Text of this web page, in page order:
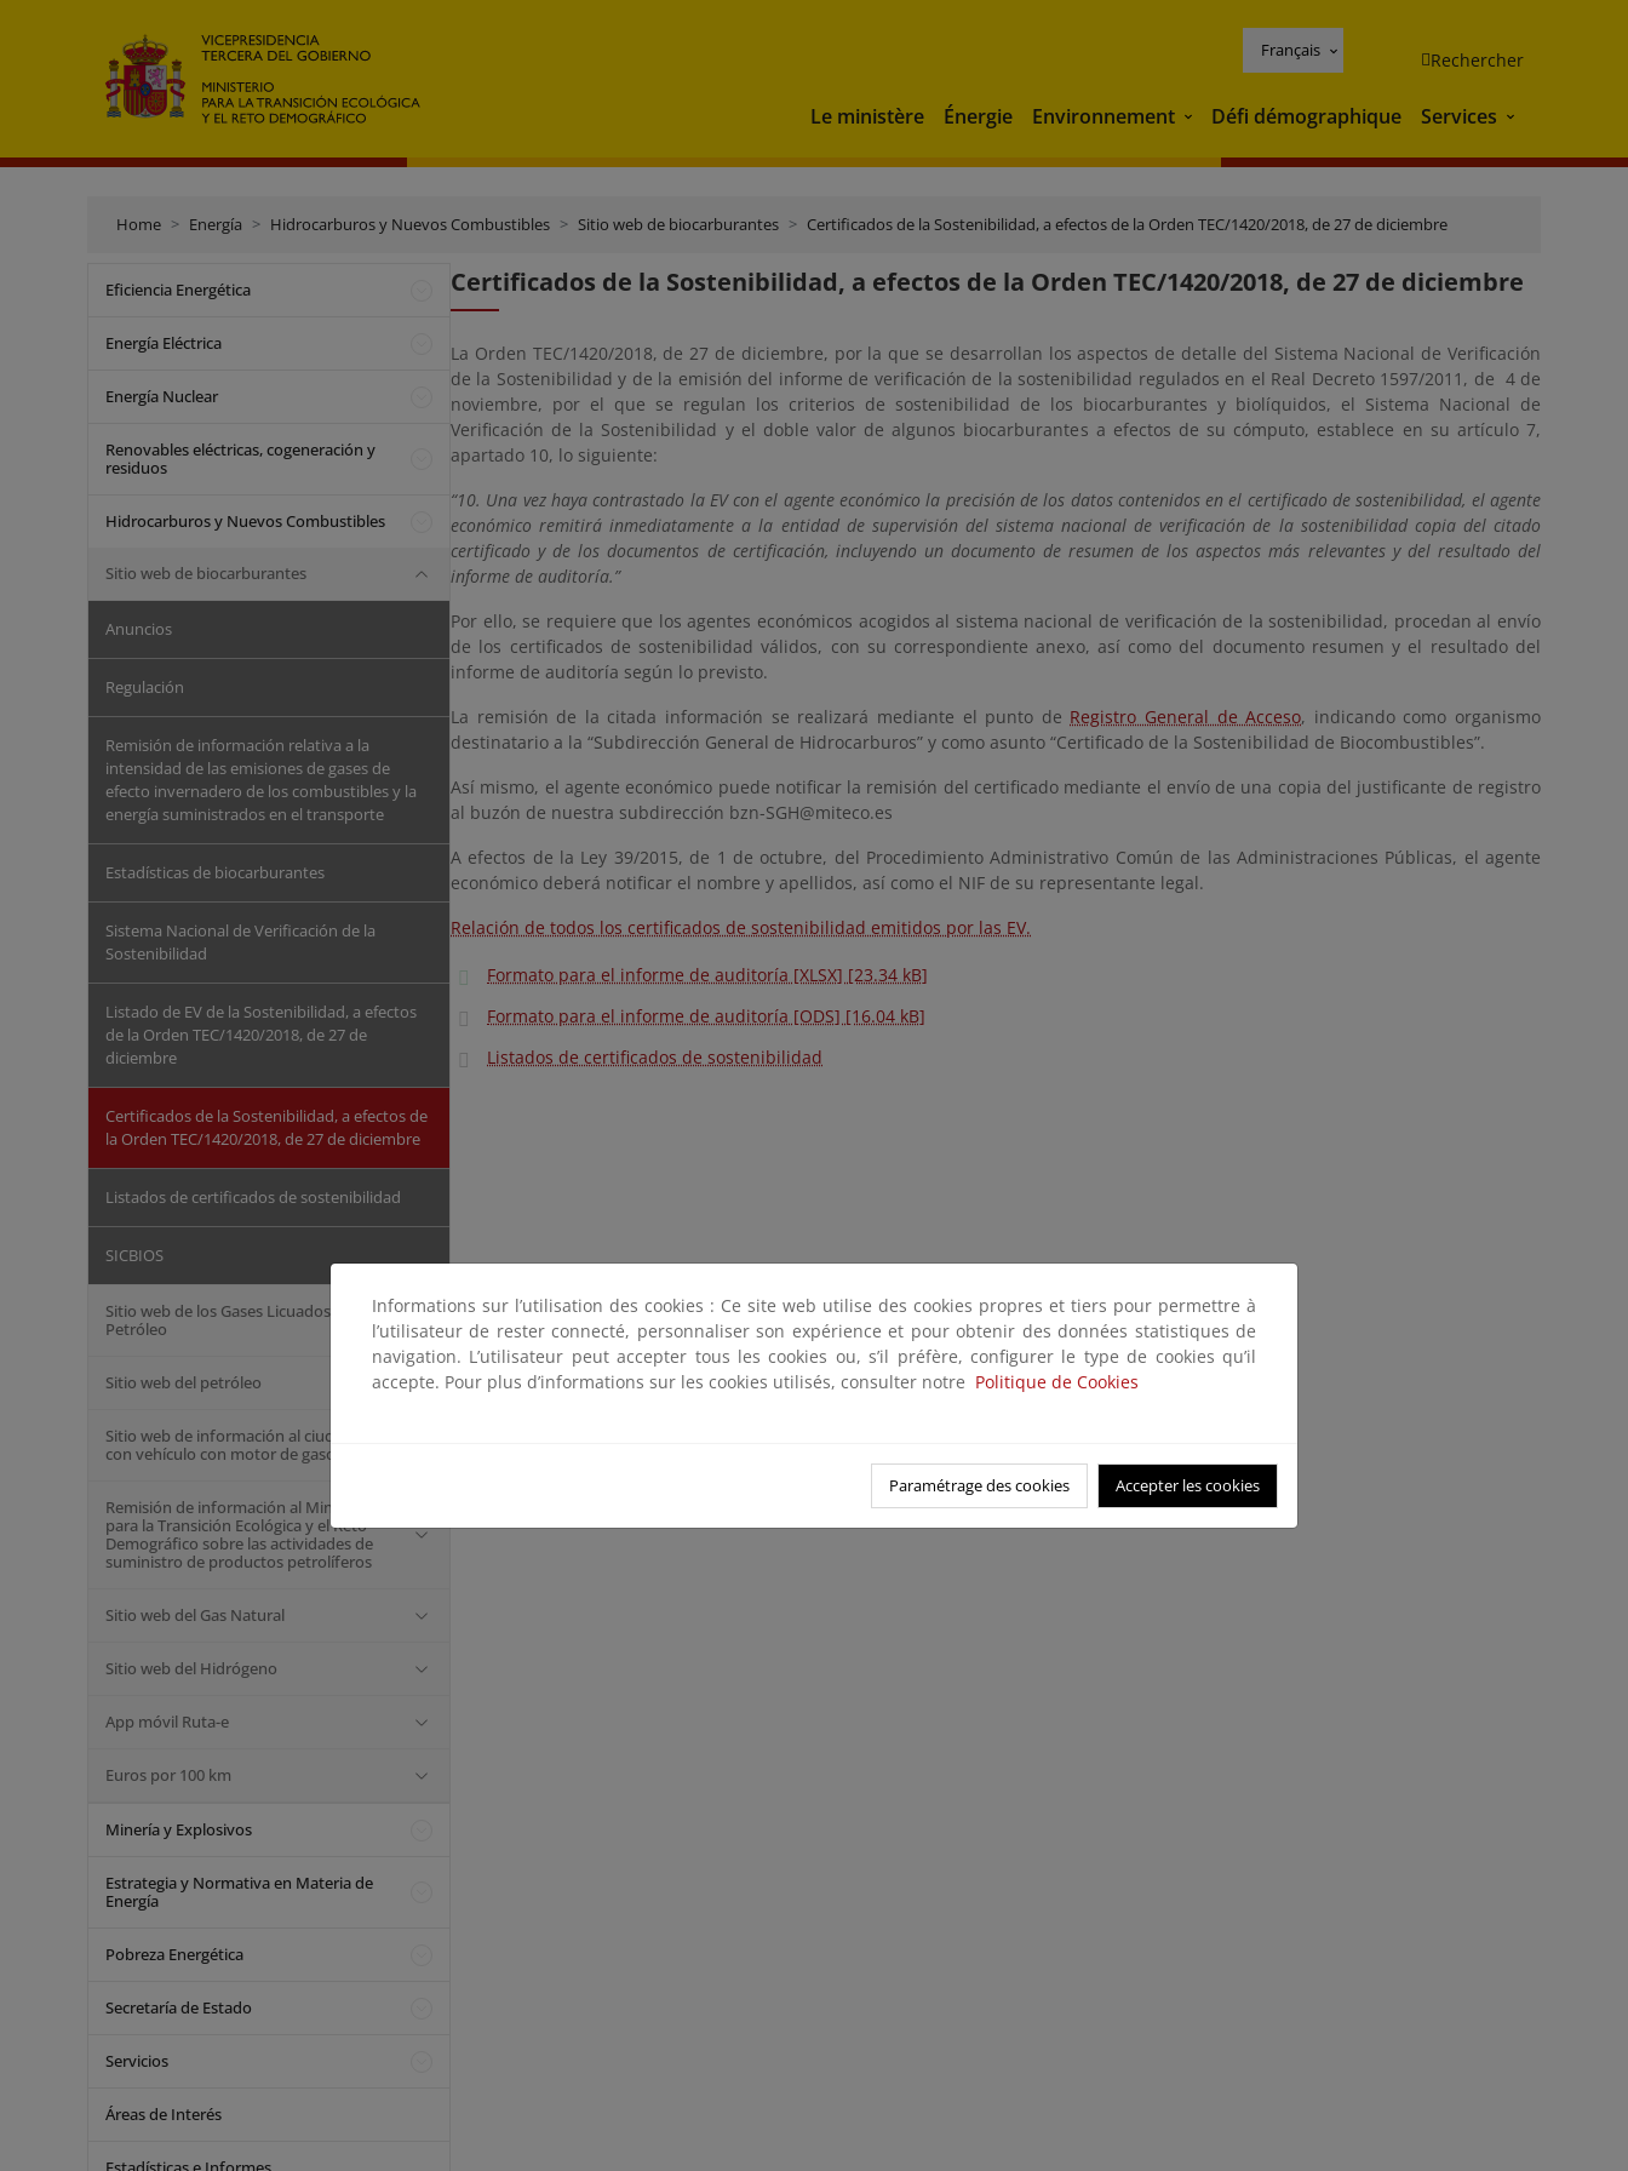
Français Rechercher
Le ministère Énergie Environnement Environnement
Défi démographique Services Services
Home Energía Hidrocarburos y Nuevos Combustibles Sitio web de biocarburantes Certificados de la Sostenibilidad, a efectos de la Orden TEC/1420/2018, de 27 de diciembre
Eficiencia Energética
Energía Eléctrica
Energía Nuclear
Renovables eléctricas, cogeneración y
residuos
Hidrocarburos y Nuevos Combustibles
Sitio web de biocarburantes
Anuncios
Regulación
Remisión de información relativa a la
intensidad de las emisiones de gases de
efecto invernadero de los combustibles y la
energía suministrados en el transporte
Estadísticas de biocarburantes
Sistema Nacional de Verificación de la
Sostenibilidad
Listado de EV de la Sostenibilidad, a efectos
de la Orden TEC/1420/2018, de 27 de
diciembre
Certificados de la Sostenibilidad, a efectos de
la Orden TEC/1420/2018, de 27 de diciembre
Listados de certificados de sostenibilidad
SICBIOS
Sitio web de los Gases Licuados del
Petróleo
Sitio web del petróleo
Sitio web de información al ciudadano
con vehículo con motor de gasolina
Remisión de información al Ministerio
para la Transición Ecológica y el Reto
Demográfico sobre las actividades de
suministro de productos petrolíferos
Sitio web del Gas Natural
Sitio web del Hidrógeno
App móvil Ruta-e
Euros por 100 km
Minería y Explosivos
Estrategia y Normativa en Materia de
Energía
Pobreza Energética
Secretaría de Estado
Servicios
Áreas de Interés
Certificados de la Sostenibilidad, a efectos de la Orden TEC/1420/2018, de 27 de diciembre
La Orden TEC/1420/2018, de 27 de diciembre, por la que se desarrollan los aspectos de detalle del Sistema Nacional de Verificación
de la Sostenibilidad y de la emisión del informe de verificación de la sostenibilidad regulados en el Real Decreto 1597/2011, de 4 de
noviembre, por el que se regulan los criterios de sostenibilidad de los biocarburantes y biolíquidos, el Sistema Nacional de
Verificación de la Sostenibilidad y el doble valor de algunos biocarburantes a efectos de su cómputo, establece en su artículo 7,
apartado 10, lo siguiente:
“10. Una vez haya contrastado la EV con el agente económico la precisión de los datos contenidos en el certificado de sostenibilidad, el agente
económico remitirá inmediatamente a la entidad de supervisión del sistema nacional de verificación de la sostenibilidad copia del citado
certificado y de los documentos de certificación, incluyendo un documento de resumen de los aspectos más relevantes y del resultado del
informe de auditoría.”
Por ello, se requiere que los agentes económicos acogidos al sistema nacional de verificación de la sostenibilidad, procedan al envío
de los certificados de sostenibilidad válidos, con su correspondiente anexo, así como del documento resumen y el resultado del
informe de auditoría según lo previsto.
La remisión de la citada información se realizará mediante el punto de Registro General de Acceso, indicando como organismo
destinatario a la “Subdirección General de Hidrocarburos” y como asunto “Certificado de la Sostenibilidad de Biocombustibles”.
Así mismo, el agente económico puede notificar la remisión del certificado mediante el envío de una copia del justificante de registro
al buzón de nuestra subdirección bzn-SGH@miteco.es
A efectos de la Ley 39/2015, de 1 de octubre, del Procedimiento Administrativo Común de las Administraciones Públicas, el agente
económico deberá notificar el nombre y apellidos, así como el NIF de su representante legal.
Relación de todos los certificados de sostenibilidad emitidos por las EV.
Formato para el informe de auditoría [XLSX] [23.34 kB]
Formato para el informe de auditoría [ODS] [16.04 kB]
Listados de certificados de sostenibilidad
Informations sur l’utilisation des cookies : Ce site web utilise des cookies propres et tiers pour permettre à
l’utilisateur de rester connecté, personnaliser son expérience et pour obtenir des données statistiques de
navigation. L’utilisateur peut accepter tous les cookies ou, s’il préfère, configurer le type de cookies qu’il
accepte. Pour plus d’informations sur les cookies utilisés, consulter notre Politique de Cookies
Paramétrage des cookies Accepter les cookies